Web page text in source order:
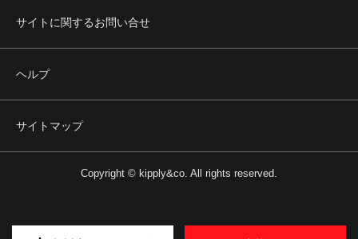
サイトに関するお問い合せ
ヘルプ
サイトマップ
Copyright © kipply&co. All rights reserved.